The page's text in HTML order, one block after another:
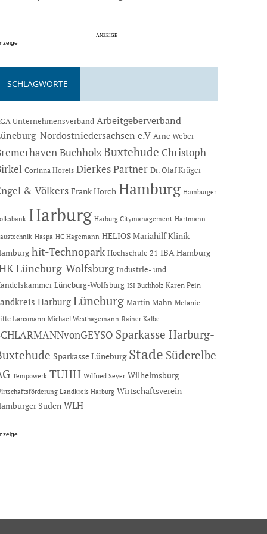
SCHLAGWORTE
Unternehmensverband Arbeitgeberverband
Nordostniedersachsen e.V Arne Weber
BuchholzBuxtehude Christoph
Corinna Horeis Dierkes Partner Dr. Olaf Krüger
& Völkers Frank Horch Hamburg Hamburger
Harburg Harburg Citymanagement Hartmann
Haspa HC Hagemann HELIOS Mariahilf Klinik
hit-Technopark Hochschule 21 IBA Hamburg
Lüneburg-Wolfsburg Industrie- und
Lüneburg-Wolfsburg ISI Buchholz Karen Pein
Harburg Lüneburg Martin Mahn Melanie-
Lansmann Michael Westhagemann Rainer Kalbe
Sparkasse Harburg-
Sparkasse Lüneburg Stade Süderelbe
Tempowerk TUHH Wilfried Seyer Wilhelmsburg
Landkreis Harburg Wirtschaftsverein
Süden WLH